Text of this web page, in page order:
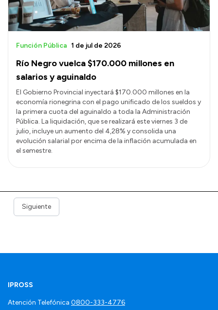
Río Negro vuelca $170.000 millones en
salarios y aguinaldo
Función Pública 1 de jul de 2026
El Gobierno Provincial inyectará $170.000 millones en la
economía rionegrina con el pago unificado de los sueldos y
la primera cuota del aguinaldo a toda la Administración
Pública. La liquidación, que se realizará este viernes 3 de
julio, incluye un aumento del 4,28% y consolida una
evolución salarial por encima de la inflación acumulada en
el semestre.
Siguiente
IPROSS
Atención Telefónica 0800-333-4776